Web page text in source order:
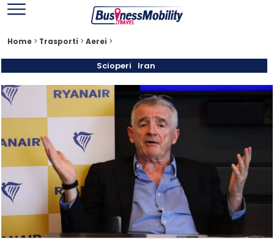
Home > Trasporti > Aerei >
Scioperi Iran